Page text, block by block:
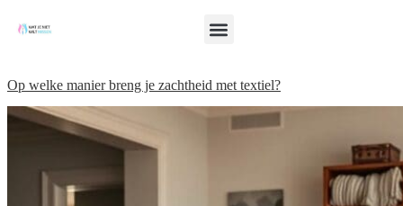
Op welke manier breng je zachtheid met textiel?